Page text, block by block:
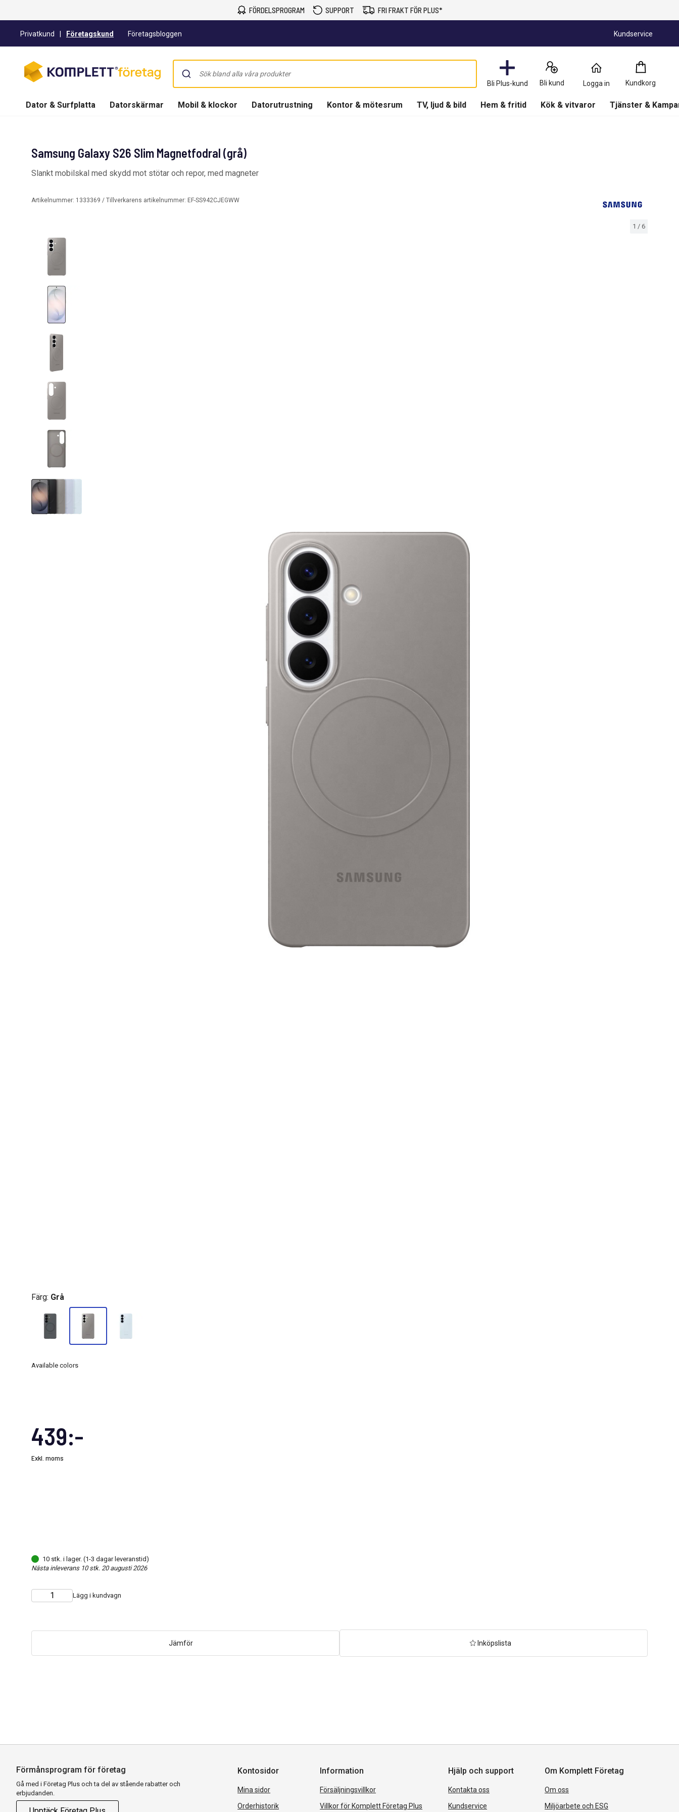
FÖRDELSPROGRAM SUPPORT FRI FRAKT FÖR PLUS*
Privatkund Företagskund Företagsbloggen Kundservice
Bli Plus-kund Bli kund Logga in Kundkorg
Kundkorg
0
Produkter
Dator & Surfplatta Datorskärmar Mobil & klockor Datorutrustning Kontor & mötesrum TV, ljud & bild Hem & fritid Kök & vitvaror Tjänster &
1 / 6
Samsung Galaxy S26 Slim Magnetfodral (grå)
Slankt mobilskal med skydd mot stötar och repor, med magneter
Artikelnummer: 1333369 / Tillverkarens artikelnummer: EF-SS942CJEGWW
439:-
Exkl. moms
Färg: Grå
Available colors
10 stk. i lager. (1-3 dagar leveranstid)
Nästa inleverans 10 stk. 20 augusti 2026
Choose
Quantity Lägg i kundvagn
Jämför Inköpslista
Förmånsprogram för företag
Gå med i Företag Plus och ta del av stående rabatter och
erbjudanden.
Kontosidor
Mina sidor
Orderhistorik
Information
Försäljningsvillkor
Villkor för Komplett Företag Plus
Hjälp och support
Kontakta oss
Kundservice
Om Komplett Företag
Om oss
Miljöarbete och ESG